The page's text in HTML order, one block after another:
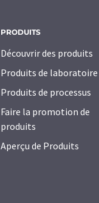
PRODUITS
Découvrir des produits
Produits de laboratoire
Produits de processus
Faire la promotion de
produits
Aperçu de Produits